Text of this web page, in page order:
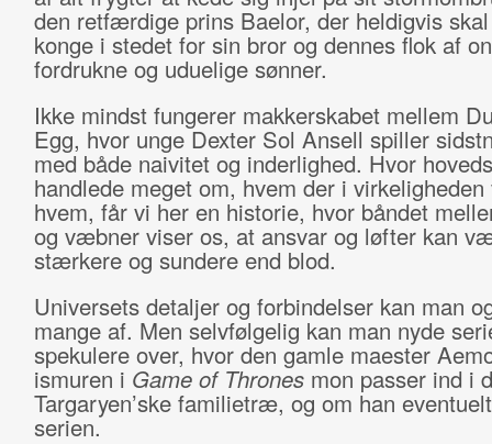
den retfærdige prins Baelor, der heldigvis
konge i stedet for sin bror og dennes flok af
fordrukne og uduelige sønner.
Ikke mindst fungerer makkerskabet mellem
Egg, hvor unge Dexter Sol Ansell spiller
med både naivitet og inderlighed. Hvor
handlede meget om, hvem der i
hvem, får vi her en historie, hvor båndet
og væbner viser os, at ansvar og løfter kan
stærkere og sundere end blod.
Universets detaljer og forbindelser kan man
mange af. Men selvfølgelig kan man nyde
spekulere over, hvor den gamle maester
ismuren i Game of Thronesmon passer ind i
Targaryen’ske familietræ, og om han
serien.